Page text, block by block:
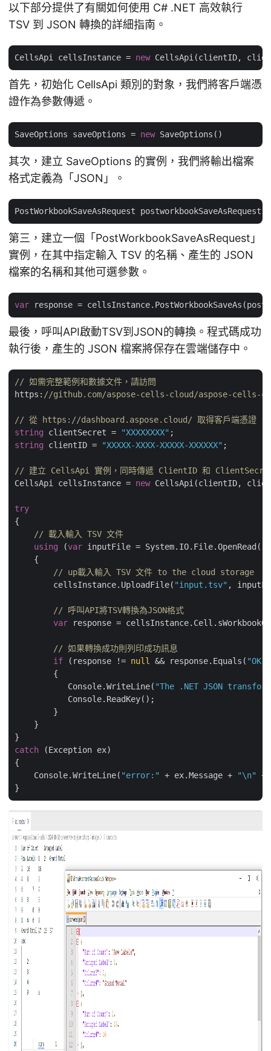
以下部分提供了有關如何使用 C# .NET 高效執行
TSV 到 JSON 轉換的詳細指南。
CellsApi cellsInstance = new
首先，初始化 CellsApi 類別的對象，我們將客戶端憑
證作為參數傳遞。
SaveOptions saveOptions = new
其次，建立 SaveOptions 的實例，我們將輸出檔案
格式定義為「JSON」。
PostWorkbookSaveAsRequest postworkbookSaveAsRequest
第三，建立一個「PostWorkbookSaveAsRequest」
實例，在其中指定輸入 TSV 的名稱、產生的 JSON
檔案的名稱和其他可選參數。
var
最後，呼叫API啟動TSV到JSON的轉換。程式碼成功
執行後，產生的 JSON 檔案將保存在雲端儲存中。
// 如需完整範例和數據文件，請訪問
https: //github.com/aspose-cells-cloud/aspose-cells-
// 從 https://dashboard.aspose.cloud/ 取得客戶端憑證
string clientSecret = "XXXXXXXX"
string clientID = "XXXXX-XXXX-XXXXX-XXXXXX" ;
// 建立 CellsApi 實例，同時傳遞 ClientID 和
CellsApi cellsInstance = new CellsApi(clientID,
try
{
// 載入輸入 TSV 文件
using (var inputFile = System.IO.File.OpenRead(
    {
// up載入輸入 TSV 文件 to the cloud storage
        cellsInstance.UploadFile(
"input.tsv" ,
// 呼叫API將TSV轉換為JSON格式
var response =
// 如果轉換成功則列印成功訊息
if (response != null && response.Equals( "OK"
        {
           Console.WriteLine(
"The .NET JSON
           Console.ReadKey();
        }
    }
catch (Exception ex)
{
    Console.WriteLine(
"error:" + ex.Message + "\n"
+